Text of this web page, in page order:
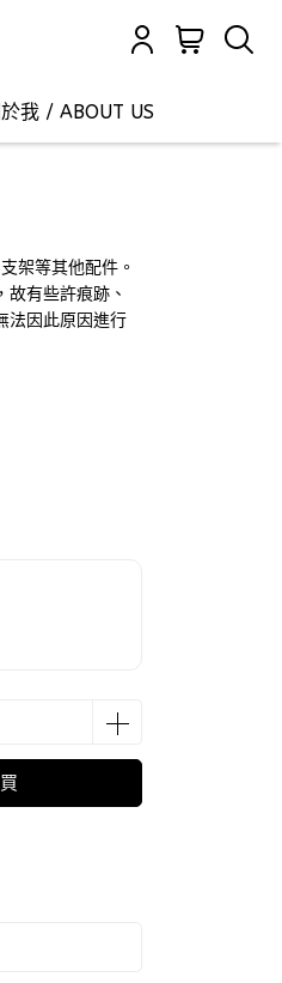
我 / ABOUT US
架等其他配件。
有些許痕跡、
法因此原因進行